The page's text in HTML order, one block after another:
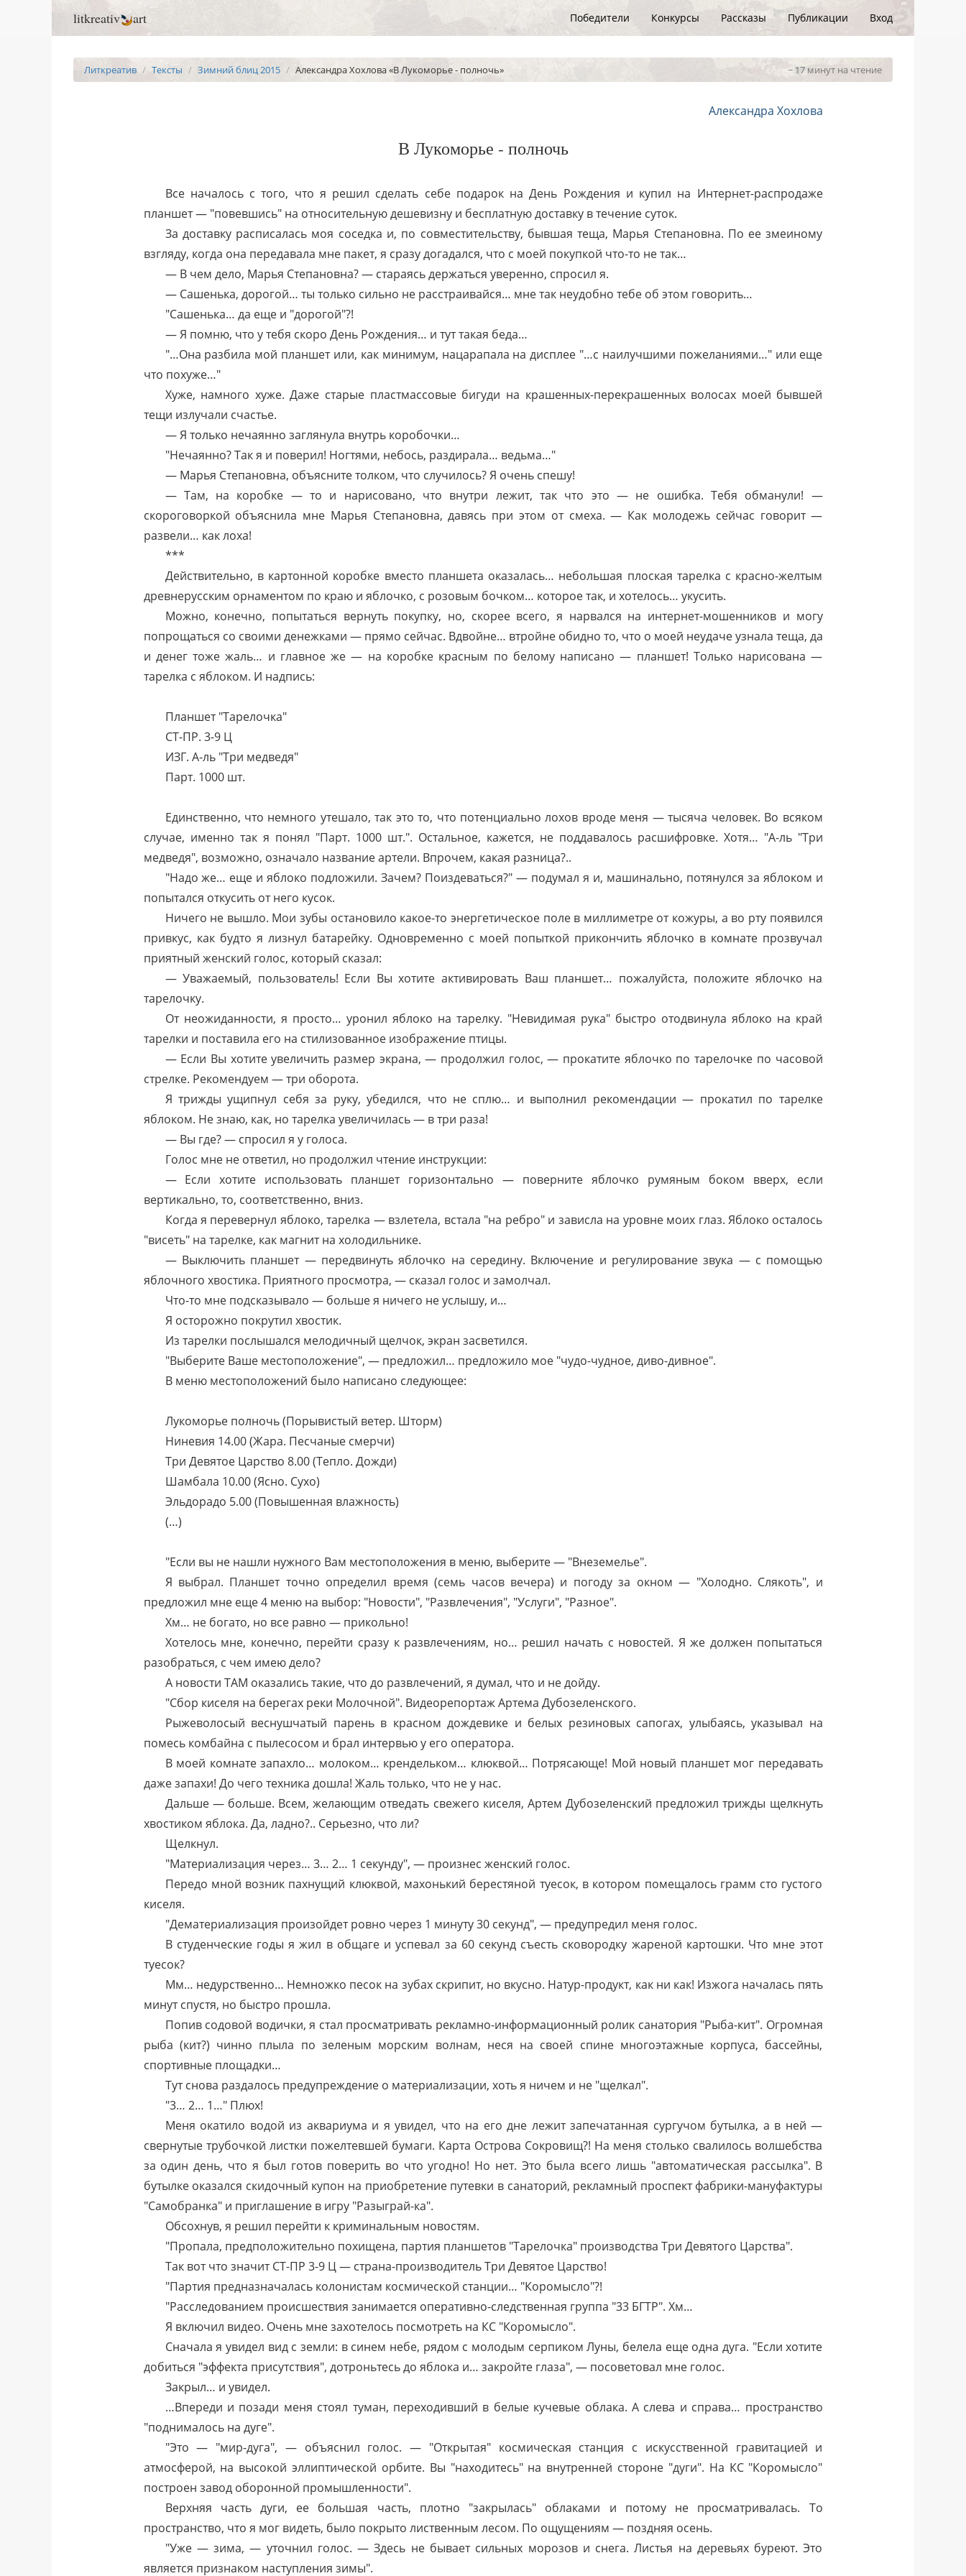
litkreativ art Победители Конкурсы Рассказы Публикации Вход
Литкреатив Тексты Зимний блиц 2015 Александра Хохлова «В Лукоморье - полночь» ~ 17 минут на чтение
Александра Хохлова
В Лукоморье - полночь
Все началось с того, что я решил сделать себе подарок на День Рождения и купил на Интернет-распродаже
планшет — "повевшись" на относительную дешевизну и бесплатную доставку в течение суток.
За доставку расписалась моя соседка и, по совместительству, бывшая теща, Марья Степановна. По ее змеиному
взгляду, когда она передавала мне пакет, я сразу догадался, что с моей покупкой что-то не так…
— В чем дело, Марья Степановна? — стараясь держаться уверенно, спросил я.
— Сашенька, дорогой… ты только сильно не расстраивайся… мне так неудобно тебе об этом говорить…
"Сашенька… да еще и "дорогой"?!
— Я помню, что у тебя скоро День Рождения… и тут такая беда…
"…Она разбила мой планшет или, как минимум, нацарапала на дисплее "…с наилучшими пожеланиями…" или еще
что похуже…"
Хуже, намного хуже. Даже старые пластмассовые бигуди на крашенных-перекрашенных волосах моей бывшей
тещи излучали счастье.
— Я только нечаянно заглянула внутрь коробочки…
"Нечаянно? Так я и поверил! Ногтями, небось, раздирала… ведьма…"
— Марья Степановна, объясните толком, что случилось? Я очень спешу!
— Там, на коробке — то и нарисовано, что внутри лежит, так что это — не ошибка. Тебя обманули! —
скороговоркой объяснила мне Марья Степановна, давясь при этом от смеха. — Как молодежь сейчас говорит —
развели… как лоха!
***
Действительно, в картонной коробке вместо планшета оказалась… небольшая плоская тарелка с красно-желтым
древнерусским орнаментом по краю и яблочко, с розовым бочком… которое так, и хотелось… укусить.
Можно, конечно, попытаться вернуть покупку, но, скорее всего, я нарвался на интернет-мошенников и могу
попрощаться со своими денежками — прямо сейчас. Вдвойне… втройне обидно то, что о моей неудаче узнала теща, да
и денег тоже жаль… и главное же — на коробке красным по белому написано — планшет! Только нарисована —
тарелка с яблоком. И надпись:
Планшет "Тарелочка"
СТ-ПР. 3-9 Ц
ИЗГ. А-ль "Три медведя"
Парт. 1000 шт.
Единственно, что немного утешало, так это то, что потенциально лохов вроде меня — тысяча человек. Во всяком
случае, именно так я понял "Парт. 1000 шт.". Остальное, кажется, не поддавалось расшифровке. Хотя… "А-ль "Три
медведя", возможно, означало название артели. Впрочем, какая разница?..
"Надо же… еще и яблоко подложили. Зачем? Поиздеваться?" — подумал я и, машинально, потянулся за яблоком и
попытался откусить от него кусок.
Ничего не вышло. Мои зубы остановило какое-то энергетическое поле в миллиметре от кожуры, а во рту появился
привкус, как будто я лизнул батарейку. Одновременно с моей попыткой прикончить яблочко в комнате прозвучал
приятный женский голос, который сказал:
— Уважаемый, пользователь! Если Вы хотите активировать Ваш планшет… пожалуйста, положите яблочко на
тарелочку.
От неожиданности, я просто… уронил яблоко на тарелку. "Невидимая рука" быстро отодвинула яблоко на край
тарелки и поставила его на стилизованное изображение птицы.
— Если Вы хотите увеличить размер экрана, — продолжил голос, — прокатите яблочко по тарелочке по часовой
стрелке. Рекомендуем — три оборота.
Я трижды ущипнул себя за руку, убедился, что не сплю… и выполнил рекомендации — прокатил по тарелке
яблоком. Не знаю, как, но тарелка увеличилась — в три раза!
— Вы где? — спросил я у голоса.
Голос мне не ответил, но продолжил чтение инструкции:
— Если хотите использовать планшет горизонтально — поверните яблочко румяным боком вверх, если
вертикально, то, соответственно, вниз.
Когда я перевернул яблоко, тарелка — взлетела, встала "на ребро" и зависла на уровне моих глаз. Яблоко осталось
"висеть" на тарелке, как магнит на холодильнике.
— Выключить планшет — передвинуть яблочко на середину. Включение и регулирование звука — с помощью
яблочного хвостика. Приятного просмотра, — сказал голос и замолчал.
Что-то мне подсказывало — больше я ничего не услышу, и…
Я осторожно покрутил хвостик.
Из тарелки послышался мелодичный щелчок, экран засветился.
"Выберите Ваше местоположение", — предложил… предложило мое "чудо-чудное, диво-дивное".
В меню местоположений было написано следующее:
Лукоморье полночь (Порывистый ветер. Шторм)
Ниневия 14.00 (Жара. Песчаные смерчи)
Три Девятое Царство 8.00 (Тепло. Дожди)
Шамбала 10.00 (Ясно. Сухо)
Эльдорадо 5.00 (Повышенная влажность)
(…)
"Если вы не нашли нужного Вам местоположения в меню, выберите — "Внеземелье".
Я выбрал. Планшет точно определил время (семь часов вечера) и погоду за окном — "Холодно. Слякоть", и
предложил мне еще 4 меню на выбор: "Новости", "Развлечения", "Услуги", "Разное".
Хм… не богато, но все равно — прикольно!
Хотелось мне, конечно, перейти сразу к развлечениям, но… решил начать с новостей. Я же должен попытаться
разобраться, с чем имею дело?
А новости ТАМ оказались такие, что до развлечений, я думал, что и не дойду.
"Сбор киселя на берегах реки Молочной". Видеорепортаж Артема Дубозеленского.
Рыжеволосый веснушчатый парень в красном дождевике и белых резиновых сапогах, улыбаясь, указывал на
помесь комбайна с пылесосом и брал интервью у его оператора.
В моей комнате запахло… молоком… крендельком… клюквой… Потрясающе! Мой новый планшет мог передавать
даже запахи! До чего техника дошла! Жаль только, что не у нас.
Дальше — больше. Всем, желающим отведать свежего киселя, Артем Дубозеленский предложил трижды щелкнуть
хвостиком яблока. Да, ладно?.. Серьезно, что ли?
Щелкнул.
"Материализация через… 3… 2… 1 секунду", — произнес женский голос.
Передо мной возник пахнущий клюквой, махонький берестяной туесок, в котором помещалось грамм сто густого
киселя.
"Дематериализация произойдет ровно через 1 минуту 30 секунд", — предупредил меня голос.
В студенческие годы я жил в общаге и успевал за 60 секунд съесть сковородку жареной картошки. Что мне этот
туесок?
Мм… недурственно… Немножко песок на зубах скрипит, но вкусно. Натур-продукт, как ни как! Изжога началась пять
минут спустя, но быстро прошла.
Попив содовой водички, я стал просматривать рекламно-информационный ролик санатория "Рыба-кит". Огромная
рыба (кит?) чинно плыла по зеленым морским волнам, неся на своей спине многоэтажные корпуса, бассейны,
спортивные площадки…
Тут снова раздалось предупреждение о материализации, хоть я ничем и не "щелкал".
"3… 2… 1…" Плюх!
Меня окатило водой из аквариума и я увидел, что на его дне лежит запечатанная сургучом бутылка, а в ней —
свернутые трубочкой листки пожелтевшей бумаги. Карта Острова Сокровищ?! На меня столько свалилось волшебства
за один день, что я был готов поверить во что угодно! Но нет. Это была всего лишь "автоматическая рассылка". В
бутылке оказался скидочный купон на приобретение путевки в санаторий, рекламный проспект фабрики-мануфактуры
"Самобранка" и приглашение в игру "Разыграй-ка".
Обсохнув, я решил перейти к криминальным новостям.
"Пропала, предположительно похищена, партия планшетов "Тарелочка" производства Три Девятого Царства".
Так вот что значит СТ-ПР 3-9 Ц — страна-производитель Три Девятое Царство!
"Партия предназначалась колонистам космической станции… "Коромысло"?!
"Расследованием происшествия занимается оперативно-следственная группа "33 БГТР". Хм…
Я включил видео. Очень мне захотелось посмотреть на КС "Коромысло".
Сначала я увидел вид с земли: в синем небе, рядом с молодым серпиком Луны, белела еще одна дуга. "Если хотите
добиться "эффекта присутствия", дотроньтесь до яблока и… закройте глаза", — посоветовал мне голос.
Закрыл… и увидел.
…Впереди и позади меня стоял туман, переходивший в белые кучевые облака. А слева и справа… пространство
"поднималось на дуге".
"Это — "мир-дуга", — объяснил голос. — "Открытая" космическая станция с искусственной гравитацией и
атмосферой, на высокой эллиптической орбите. Вы "находитесь" на внутренней стороне "дуги". На КС "Коромысло"
построен завод оборонной промышленности".
Верхняя часть дуги, ее большая часть, плотно "закрылась" облаками и потому не просматривалась. То
пространство, что я мог видеть, было покрыто лиственным лесом. По ощущениям — поздняя осень.
"Уже — зима, — уточнил голос. — Здесь не бывает сильных морозов и снега. Листья на деревьях буреют. Это
является признаком наступления зимы".